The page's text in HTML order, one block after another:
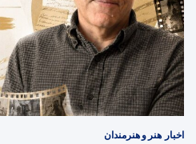
اخبار هنر و هنرمندان